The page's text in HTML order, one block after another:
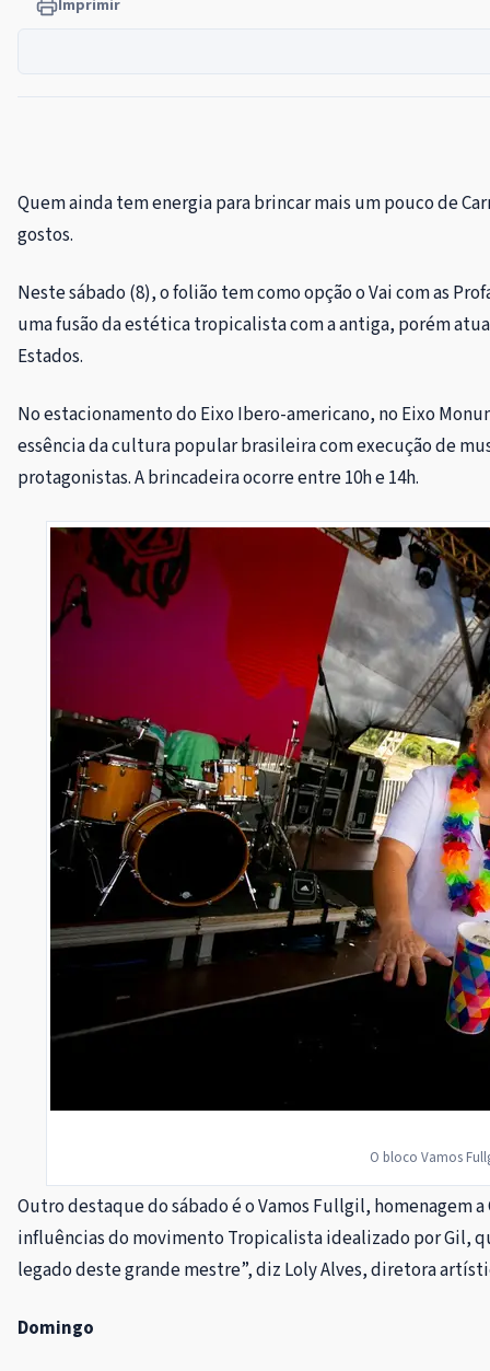
Imprimir
Quem ainda tem energia para brincar mais um pouco de
gostos.
Neste sábado (8), o folião tem como opção o Vai com as
uma fusão da estética tropicalista com a antiga, porém
Estados.
No estacionamento do Eixo Ibero-americano, no Eixo
essência da cultura popular brasileira com execução de
protagonistas. A brincadeira ocorre entre 10h e 14h.
O bloco Vamos
Outro destaque do sábado é o Vamos Fullgil, homenagem
influências do movimento Tropicalista idealizado por Gil,
legado deste grande mestre”, diz Loly Alves, diretora
Domingo